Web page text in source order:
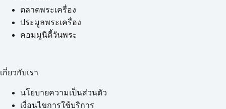
ตลาดพระเครื่อง
ประมูลพระเครื่อง
คอมมูนิตี้วันพระ
เกี่ยวกับเรา
นโยบายความเป็นส่วนตัว
เงื่อนไขการใช้บริการ